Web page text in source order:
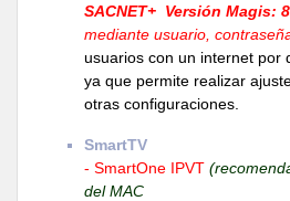
SACNET+ Versión Magis:
mediante usuario,
usuarios con un internet por
ya que permite realizar
otras configuraciones.
SmartTV
- SmartOne IPVT
del MAC